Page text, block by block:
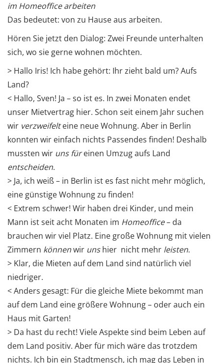
im Homeoffice arbeiten
Das bedeutet: von zu Hause aus arbeiten.
Hören Sie jetzt den Dialog: Zwei Freunde unterhalten
sich, wo sie gerne wohnen möchten.
> Hallo Iris! Ich habe gehört: Ihr zieht bald um? Aufs
Land?
< Hallo, Sven! Ja – so ist es. In zwei Monaten endet
unser Mietvertrag hier. Schon seit einem Jahr suchen
wir verzweifelteine neue Wohnung. Aber in Berlin
konnten wir einfach nichts Passendes finden! Deshalb
mussten wir uns füreinen Umzug aufs Land
entscheiden.
> Ja, ich weiß – in Berlin ist es fast nicht mehr möglich,
eine günstige Wohnung zu finden!
< Extrem schwer! Wir haben drei Kinder, und mein
Mann ist seit acht Monaten im Homeoffice– da
brauchen wir viel Platz. Eine große Wohnung mit vielen
Zimmern könnenwir unshier nicht mehr leisten.
> Klar, die Mieten auf dem Land sind natürlich viel
niedriger.
< Anders gesagt: Für die gleiche Miete bekommt man
auf dem Land eine größere Wohnung – oder auch ein
Haus mit Garten!
> Da hast du recht! Viele Aspekte sind beim Leben auf
dem Land positiv. Aber für mich wäre das trotzdem
nichts. Ich bin ein Stadtmensch, ich mag das Leben in